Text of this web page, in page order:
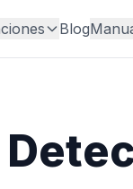
Blog